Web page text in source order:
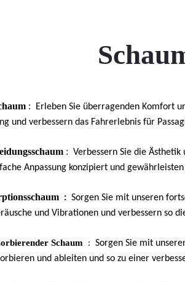
:
Erleben Sie überragenden Komfort
und verbessern das Fahrerlebnis für
: Verbessern Sie die
Anpassung konzipiert und
: Sorgen Sie mit unseren
und Vibrationen und verbessern so
Schaum : Sorgen Sie mit
und ableiten und so zu einer